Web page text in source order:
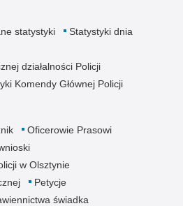
statystyki
Statystyki dnia
działalności Policji
Komendy Głównej Policji
Oficerowie Prasowi
w Olsztynie
Petycje
świadka